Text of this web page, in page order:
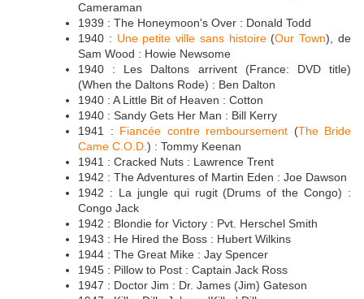
Cameraman
1939 : The Honeymoon's Over : Donald Todd
1940 : Une petite ville sans histoire(Our Town), de
Sam Wood : Howie Newsome
1940 : Les Daltons arrivent (France: DVD title)
(When the Daltons Rode) : Ben Dalton
1940 : A Little Bit of Heaven : Cotton
1940 : Sandy Gets Her Man : Bill Kerry
1941 : Fiancée contre remboursement (The Bride
Came C.O.D. ) : Tommy Keenan
1941 : Cracked Nuts : Lawrence Trent
1942 : The Adventures of Martin Eden : Joe Dawson
1942 : La jungle qui rugit (Drums of the Congo) :
Congo Jack
1942 : Blondie for Victory : Pvt. Herschel Smith
1943 : He Hired the Boss : Hubert Wilkins
1944 : The Great Mike : Jay Spencer
1945 : Pillow to Post : Captain Jack Ross
1947 : Doctor Jim : Dr. James (Jim) Gateson